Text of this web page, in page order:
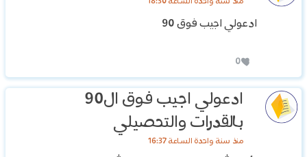
ادعولي اجيب فوق 90
0
ادعولي اجيب فوق ال90
بالقدرات والتحصيلي
منذ سنة واحدة الساعة 16:37